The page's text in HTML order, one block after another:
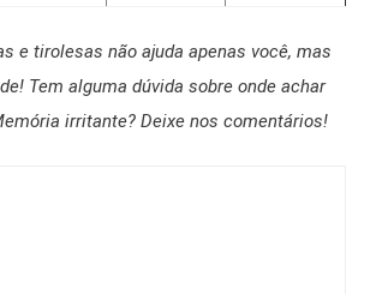
e tirolesas não ajuda apenas você, mas
Tem alguma dúvida sobre onde achar
irritante? Deixe nos comentários!